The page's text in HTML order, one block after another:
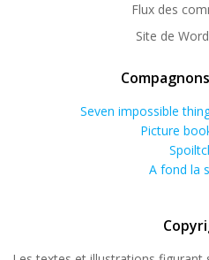
Flux des
Site de
Seven impossible
Picture
A fond la